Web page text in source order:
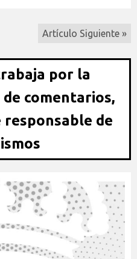
Artículo Siguiente »
por la
comentarios,
responsable de